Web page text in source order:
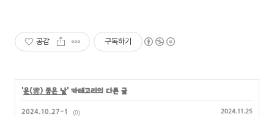
공감 구독하기
'운(雲) 좋은 날' 카테고리의 다른 글
2024.10.27-1 (0) 2024.11.25